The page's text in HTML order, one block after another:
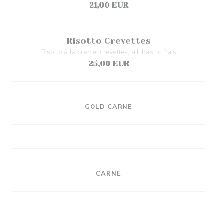
21,00 EUR
Risotto Crevettes
Risotto à la crème, crevettes, ail, basilic frais
25,00 EUR
GOLD CARNE
CARNE